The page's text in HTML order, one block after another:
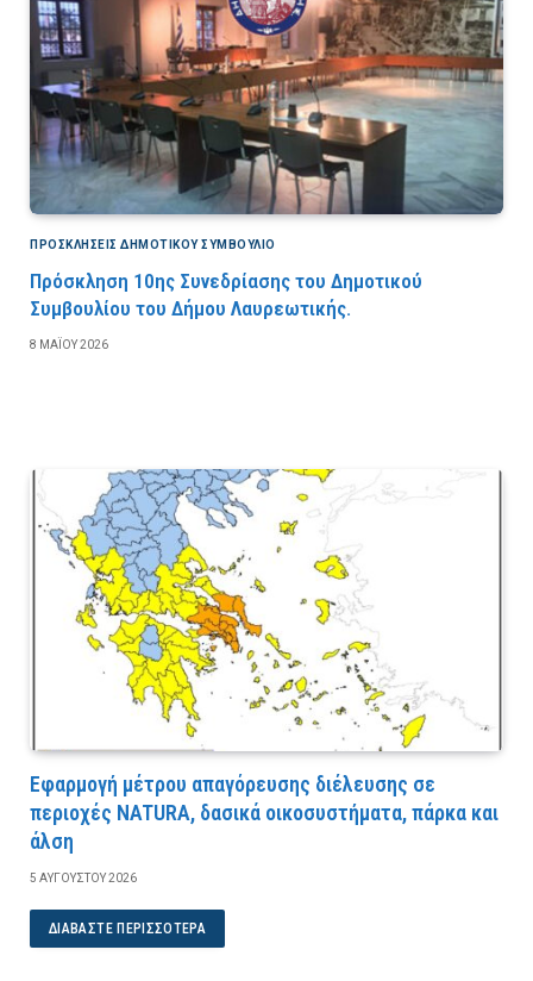
ΠΡΟΣΚΛΉΣΕΙΣ ΔΗΜΟΤΙΚΟΎ ΣΥΜΒΟΎΛΙΟ
Πρόσκληση 10ης Συνεδρίασης του Δημοτικού
Συμβουλίου του Δήμου Λαυρεωτικής.
8 ΜΑΪ́ΟΥ 2026
Εφαρμογή μέτρου απαγόρευσης διέλευσης σε
περιοχές NATURA, δασικά οικοσυστήματα, πάρκα και
άλση
5 ΑΥΓΟΎΣΤΟΥ 2026
ΔΙΑΒΆΣΤΕ ΠΕΡΙΣΣΌΤΕΡΑ